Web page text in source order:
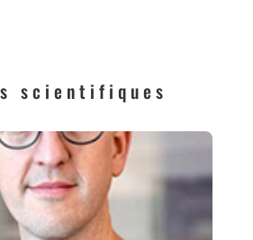
scientifiques